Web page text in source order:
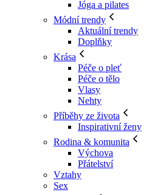
Jóga a pilates
Módní trendy
Aktuální trendy
Doplňky
Krása
Péče o pleť
Péče o tělo
Vlasy
Nehty
Příběhy ze života
Inspirativní ženy
Rodina & komunita
Výchova
Přátelství
Vztahy
Sex